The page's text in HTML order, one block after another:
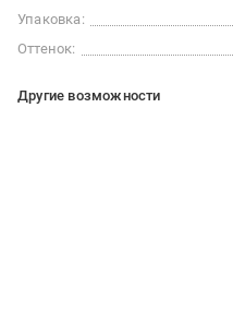
Упаковка:
Оттенок:
Другие возможности